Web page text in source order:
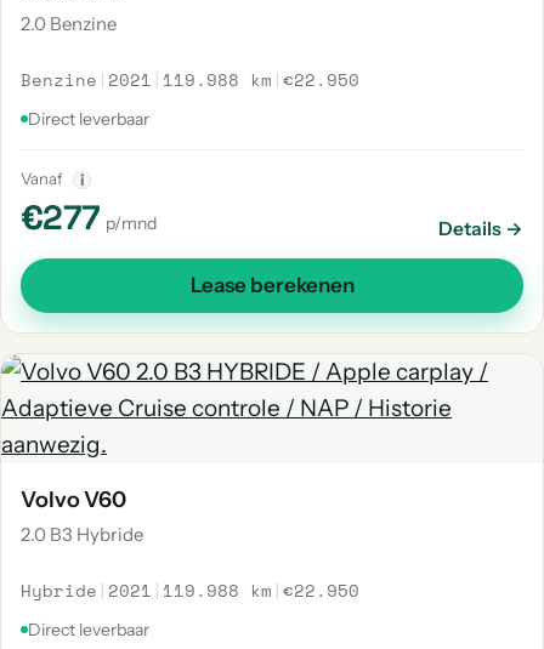
2.0 Benzine
Benzine | 2021 | 119.988 km |€22.950
Direct leverbaar
Vanaf i
€277 p/mnd Details →
Lease berekenen
Volvo V60
2.0 B3 Hybride
Hybride | 2021 | 119.988 km |€22.950
Direct leverbaar